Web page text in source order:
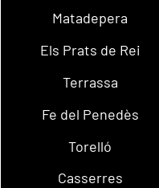
Matadepera
Els Prats de Rei
Terrassa
Fe del Penedès
Torelló
Casserres